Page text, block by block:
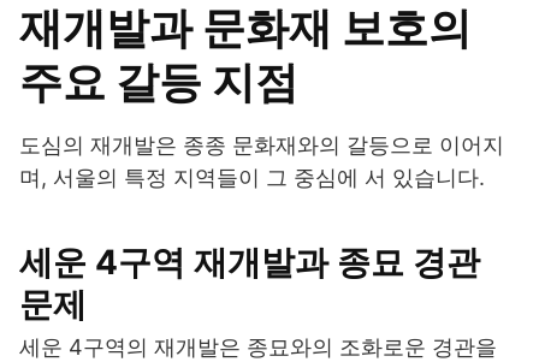
재개발과 문화재 보호의
주요 갈등 지점
도심의 재개발은 종종 문화재와의 갈등으로 이어지
며, 서울의 특정 지역들이 그 중심에 서 있습니다.
세운 4구역 재개발과 종묘 경관
문제
세운 4구역의 재개발은 종묘와의 조화로운 경관을